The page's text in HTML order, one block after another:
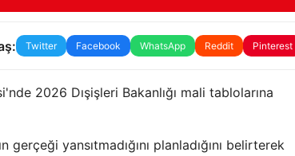
Twitter Facebook WhatsApp Reddit Pinterest
2026 Dışişleri Bakanlığı mali tablolarına
yansıtmadığını planladığını belirterek